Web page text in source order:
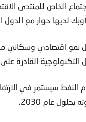
الخاص للمنتدى
لديها حوار مع
اقتصادي وسكاني
التكنولوجية القادرة
النفط سيستمر في
عام 2030.